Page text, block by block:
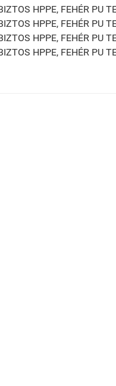
HPPE, FEHÉR PU
HPPE, FEHÉR PU
HPPE, FEHÉR PU
HPPE, FEHÉR PU